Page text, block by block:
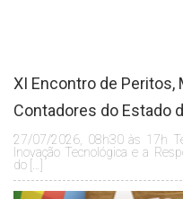
XI Encontro de Peritos,
Contadores do Estado
27/07/2026, 08h30 às 17h
Inovação Tecnológica e a
do […]